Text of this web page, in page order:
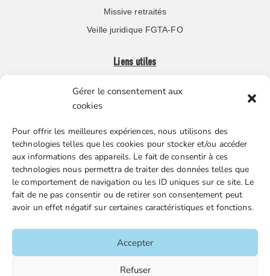
Gérer le consentement aux
cookies
Pour offrir les meilleures expériences, nous utilisons des
technologies telles que les cookies pour stocker et/ou accéder
aux informations des appareils. Le fait de consentir à ces
technologies nous permettra de traiter des données telles que
le comportement de navigation ou les ID uniques sur ce site. Le
fait de ne pas consentir ou de retirer son consentement peut
avoir un effet négatif sur certaines caractéristiques et fonctions.
Accepter
Refuser
Missive retraités
Veille juridique FGTA-FO
Liens utiles
Boutique en ligne
Nos partenaires
Gestion des cookies
FGTA-FO / 15 avenue Victor Hugo – 92170 Vanves / 01 86
Accueil
Contacts